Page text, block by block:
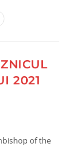
2021
of the